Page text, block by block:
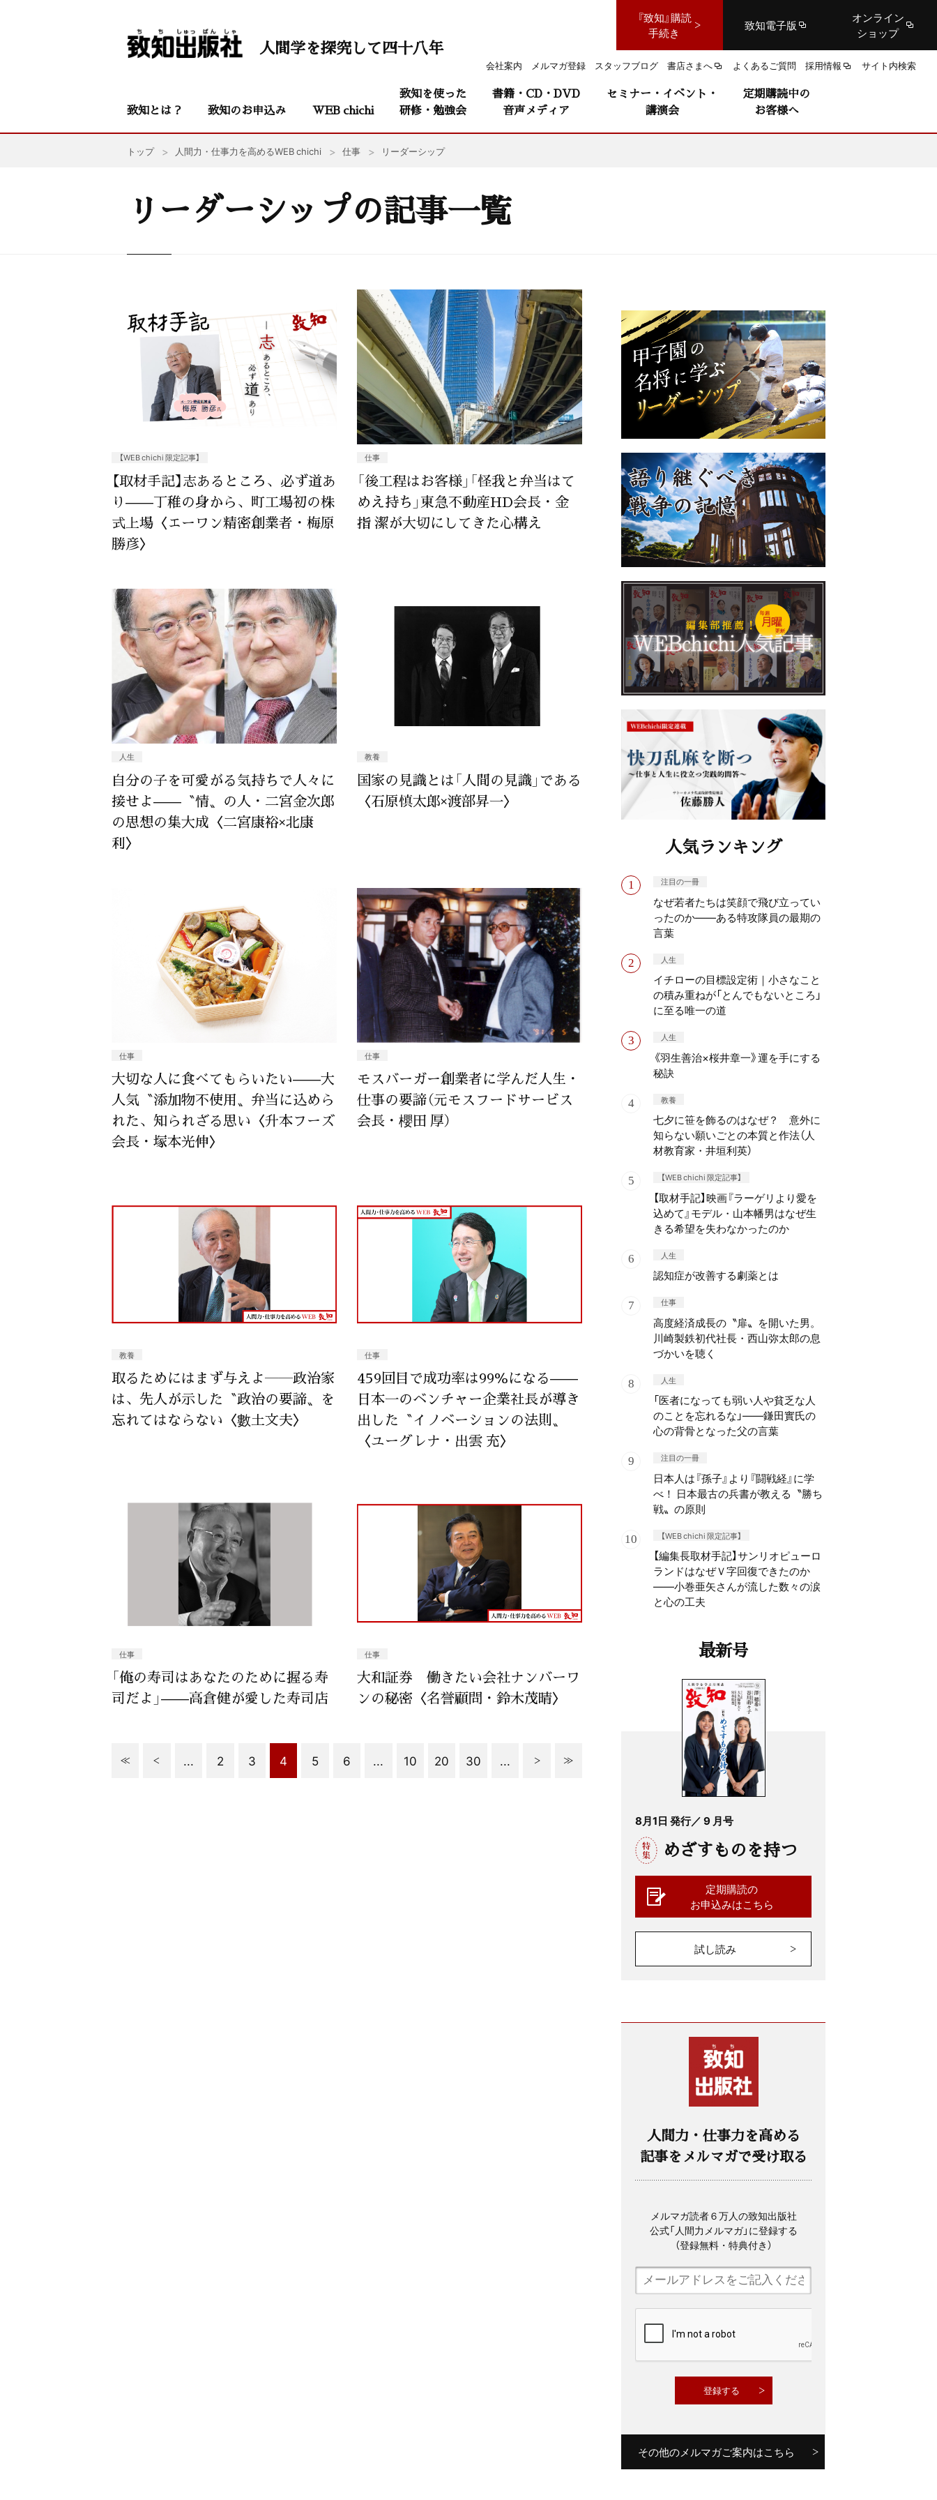
『致知』購読
手続き
致知電子版
オンライン
ショップ
会社案内 メルマガ登録 スタッフブログ 書店さまへ よくあるご質問 採用情報 サイト内検索
人間学を探究して四十八年
致知とは？ 致知のお申込み WEB chichi
致知を使った
研修・勉強会
書籍・CD・DVD
音声メディア
セミナー・イベント・
講演会
定期購読中の
お客様へ
トップ 人間力・仕事力を高めるWEB chichi 仕事 リーダーシップ
リーダーシップの記事一覧
【WEB chichi 限定記事】
【取材手記】志あるところ、必ず道あ
り——丁稚の身から、町工場初の株
式上場〈エーワン精密創業者・梅原
勝彦〉
仕事
「後工程はお客様」「怪我と弁当はて
めえ持ち」東急不動産HD会長・金
指 潔が大切にしてきた心構え
人生
自分の子を可愛がる気持ちで人々に
接せよ——〝情〟の人・二宮金次郎
の思想の集大成〈二宮康裕×北康
利〉
教養
国家の見識とは「人間の見識」である
〈石原慎太郎×渡部昇一〉
仕事
大切な人に食べてもらいたい——大
人気〝添加物不使用〟弁当に込めら
れた、知られざる思い〈升本フーズ
会長・塚本光伸〉
仕事
モスバーガー創業者に学んだ人生・
仕事の要諦（元モスフードサービス
会長・櫻田 厚）
教養
取るためにはまず与えよ――政治家
は、先人が示した〝政治の要諦〟を
忘れてはならない〈數土文夫〉
仕事
459回目で成功率は99％になる——
日本一のベンチャー企業社長が導き
出した〝イノベーションの法則〟
〈ユーグレナ・出雲 充〉
仕事
「俺の寿司はあなたのために握る寿
司だよ」——高倉健が愛した寿司店
仕事
大和証券 働きたい会社ナンバーワ
ンの秘密〈名誉顧問・鈴木茂晴〉
... 2 3 4 5 6 ... 10 20 30 ...
人気ランキング
注目の一冊
なぜ若者たちは笑顔で飛び立ってい
ったのか——ある特攻隊員の最期の
言葉
人生
イチローの目標設定術｜小さなこと
の積み重ねが「とんでもないところ」
に至る唯一の道
人生
《羽生善治×桜井章一》運を手にする
秘訣
教養
七夕に笹を飾るのはなぜ？ 意外に
知らない願いごとの本質と作法（人
材教育家・井垣利英）
【WEB chichi 限定記事】
【取材手記】映画『ラーゲリより愛を
込めて』モデル・山本幡男はなぜ生
きる希望を失わなかったのか
人生
認知症が改善する劇薬とは
仕事
高度経済成長の〝扉〟を開いた男。
川崎製鉄初代社長・西山弥太郎の息
づかいを聴く
人生
「医者になっても弱い人や貧乏な人
のことを忘れるな」——鎌田實氏の
心の背骨となった父の言葉
注目の一冊
日本人は『孫子』より『闘戦経』に学
べ！ 日本最古の兵書が教える〝勝ち
戦〟の原則
【WEB chichi 限定記事】
【編集長取材手記】サンリオピューロ
ランドはなぜＶ字回復できたのか
——小巻亜矢さんが流した数々の涙
と心の工夫
最新号
8月1日 発行／ 9 月号
めざすものを持つ
定期購読の
お申込みはこちら
試し読み
人間力・仕事力を高める
記事をメルマガで受け取る
メルマガ読者６万人の致知出版社
公式「人間力メルマガ」に登録する
（登録無料・特典付き）
その他のメルマガご案内はこちら